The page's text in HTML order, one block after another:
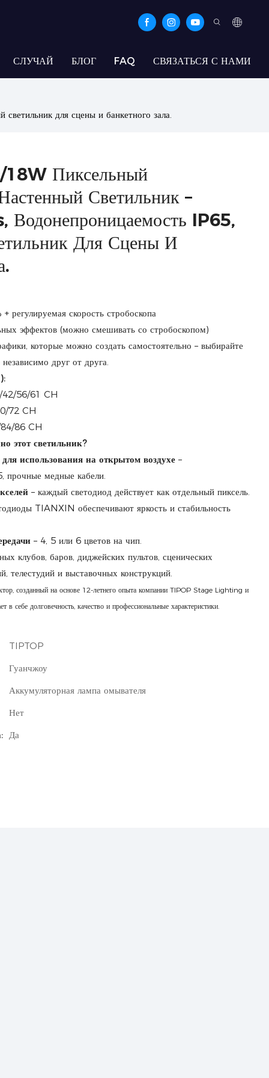
СЛУЧАЙ БЛОГ FAQ СВЯЗАТЬСЯ С НАМИ
для сцены и банкетного зала.
Пиксельный
Светильник –
IP65,
Для Сцены И
скорость стробоскопа
эффектов (можно смешивать со стробоскопом)
которые можно создать самостоятельно – выбирайте
друг от друга.
56/61 CH
72 CH
86 CH
этот светильник?
использования на открытом воздухе –
прочные медные кабели.
– каждый светодиод действует как отдельный пиксель.
TIANXIN обеспечивают яркость и стабильность
– 4, 5 или 6 цветов на чип.
клубов, баров, диджейских пультов, сценических
телестудий и выставочных конструкций.
созданный на основе 12-летнего опыта компании TIPOP Stage Lighting и
в себе долговечность, качество и профессиональные характеристики.
TIPTOP
Гуанчжоу
Аккумуляторная лампа омывателя
Нет
Да